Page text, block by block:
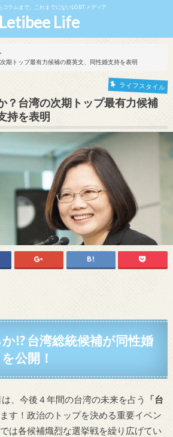
コラムまで、これまでにないLGBTメディア
Letibee Life
期トップ最有力候補の蔡英文、同性婚支持を表明
ライフスタイル
？台湾の次期トップ最有力候補
持を表明
!? 台湾総統候補が同性婚
公開！
、今後４年間の台湾の未来を占う
「台
す！政治のトップを決める重要イベン
は各候補熾烈な選挙戦を繰り広げてい